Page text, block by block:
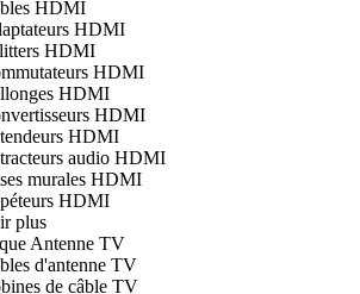
HDMI
HDMI
HDMI
HDMI
HDMI
HDMI
HDMI
audio HDMI
murales HDMI
HDMI
plus
Antenne TV
d'antenne TV
de câble TV